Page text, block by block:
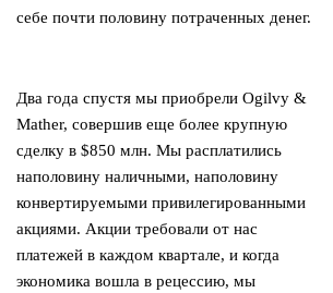
себе почти половину потраченных денег.
Два года спустя мы приобрели Ogilvy &
Mather, совершив еще более крупную
сделку в $850 млн. Мы расплатились
наполовину наличными, наполовину
конвертируемыми привилегированными
акциями. Акции требовали от нас
платежей в каждом квартале, и когда
экономика вошла в рецессию, мы